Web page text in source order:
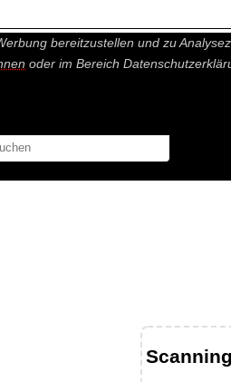
notwendige Cookies und
bereitzustellen und zu
oder im Bereich